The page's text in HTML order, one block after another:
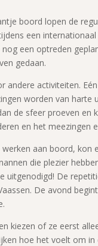
boord lopen de
een
een optreden
gedaan.
andere activiteiten.
worden van
de sfeer proeven en
en het meezingen
aan boord,
die plezier
uitgenodigd! De
De avond
kiezen of ze eerst
hoe het voelt om